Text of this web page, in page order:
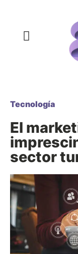
Tecnología
El
sector